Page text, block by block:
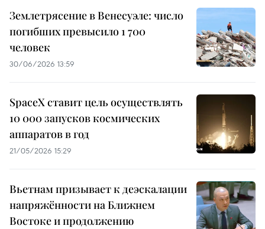
Землетрясение в Венесуэле: число
погибших превысило 1 700
человек
30/06/2026 13:59
SpaceX ставит цель осуществлять
10 000 запусков космических
аппаратов в год
21/05/2026 15:29
Вьетнам призывает к деэскалации
напряжённости на Ближнем
Востоке и продолжению